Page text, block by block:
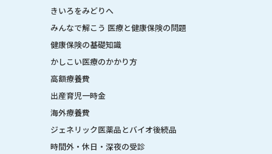
きいろをみどりへ
みんなで解こう 医療と健康保険の問題
健康保険の基礎知識
かしこい医療のかかり方
高額療養費
出産育児一時金
海外療養費
ジェネリック医薬品とバイオ後続品
時間外・休日・深夜の受診